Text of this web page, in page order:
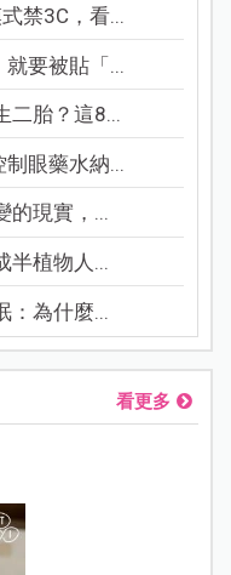
禁3C，看...
要被貼「...
二胎？這8...
眼藥水納...
的現實，...
半植物人...
：為什麼...
看更多